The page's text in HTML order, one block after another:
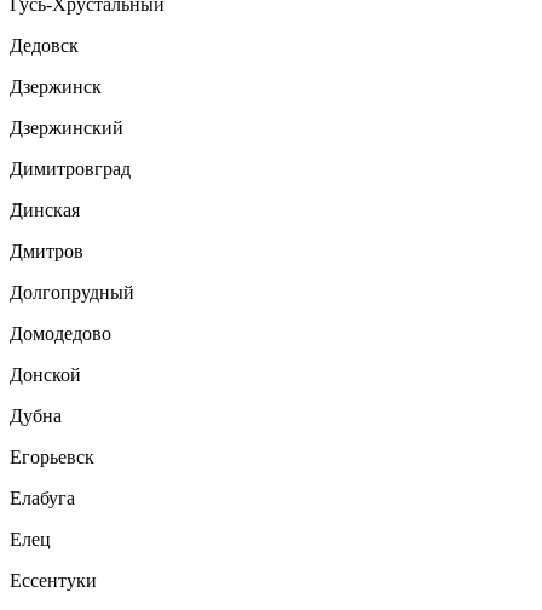
Гусь-Хрустальный
Дедовск
Дзержинск
Дзержинский
Димитровград
Динская
Дмитров
Долгопрудный
Домодедово
Донской
Дубна
Егорьевск
Елабуга
Елец
Ессентуки